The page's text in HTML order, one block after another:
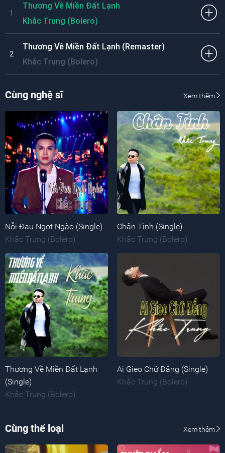
1
Thương Về Miền Đất Lạnh
Khắc Trung (Bolero)
2
Thương Về Miền Đất Lạnh (Remaster)
Khắc Trung (Bolero)
Cùng nghệ sĩ Xem thêm
Nỗi Đau Ngọt Ngào (Single)
Khắc Trung (Bolero)
Chân Tình (Single)
Khắc Trung (Bolero)
Thương Về Miền Đất Lạnh
(Single)
Khắc Trung (Bolero)
Ai Gieo Chữ Đắng (Single)
Khắc Trung (Bolero)
Cùng thể loại Xem thêm